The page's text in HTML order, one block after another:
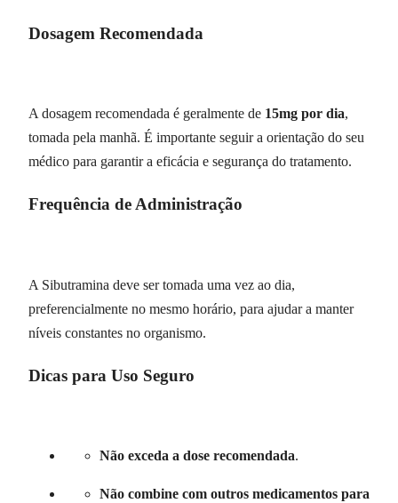
Dosagem Recomendada
A dosagem recomendada é geralmente de 15mg por dia,
tomada pela manhã. É importante seguir a orientação do seu
médico para garantir a eficácia e segurança do tratamento.
Frequência de Administração
A Sibutramina deve ser tomada uma vez ao dia,
preferencialmente no mesmo horário, para ajudar a manter
níveis constantes no organismo.
Dicas para Uso Seguro
Não exceda a dose recomendada.
Não combine com outros medicamentos para